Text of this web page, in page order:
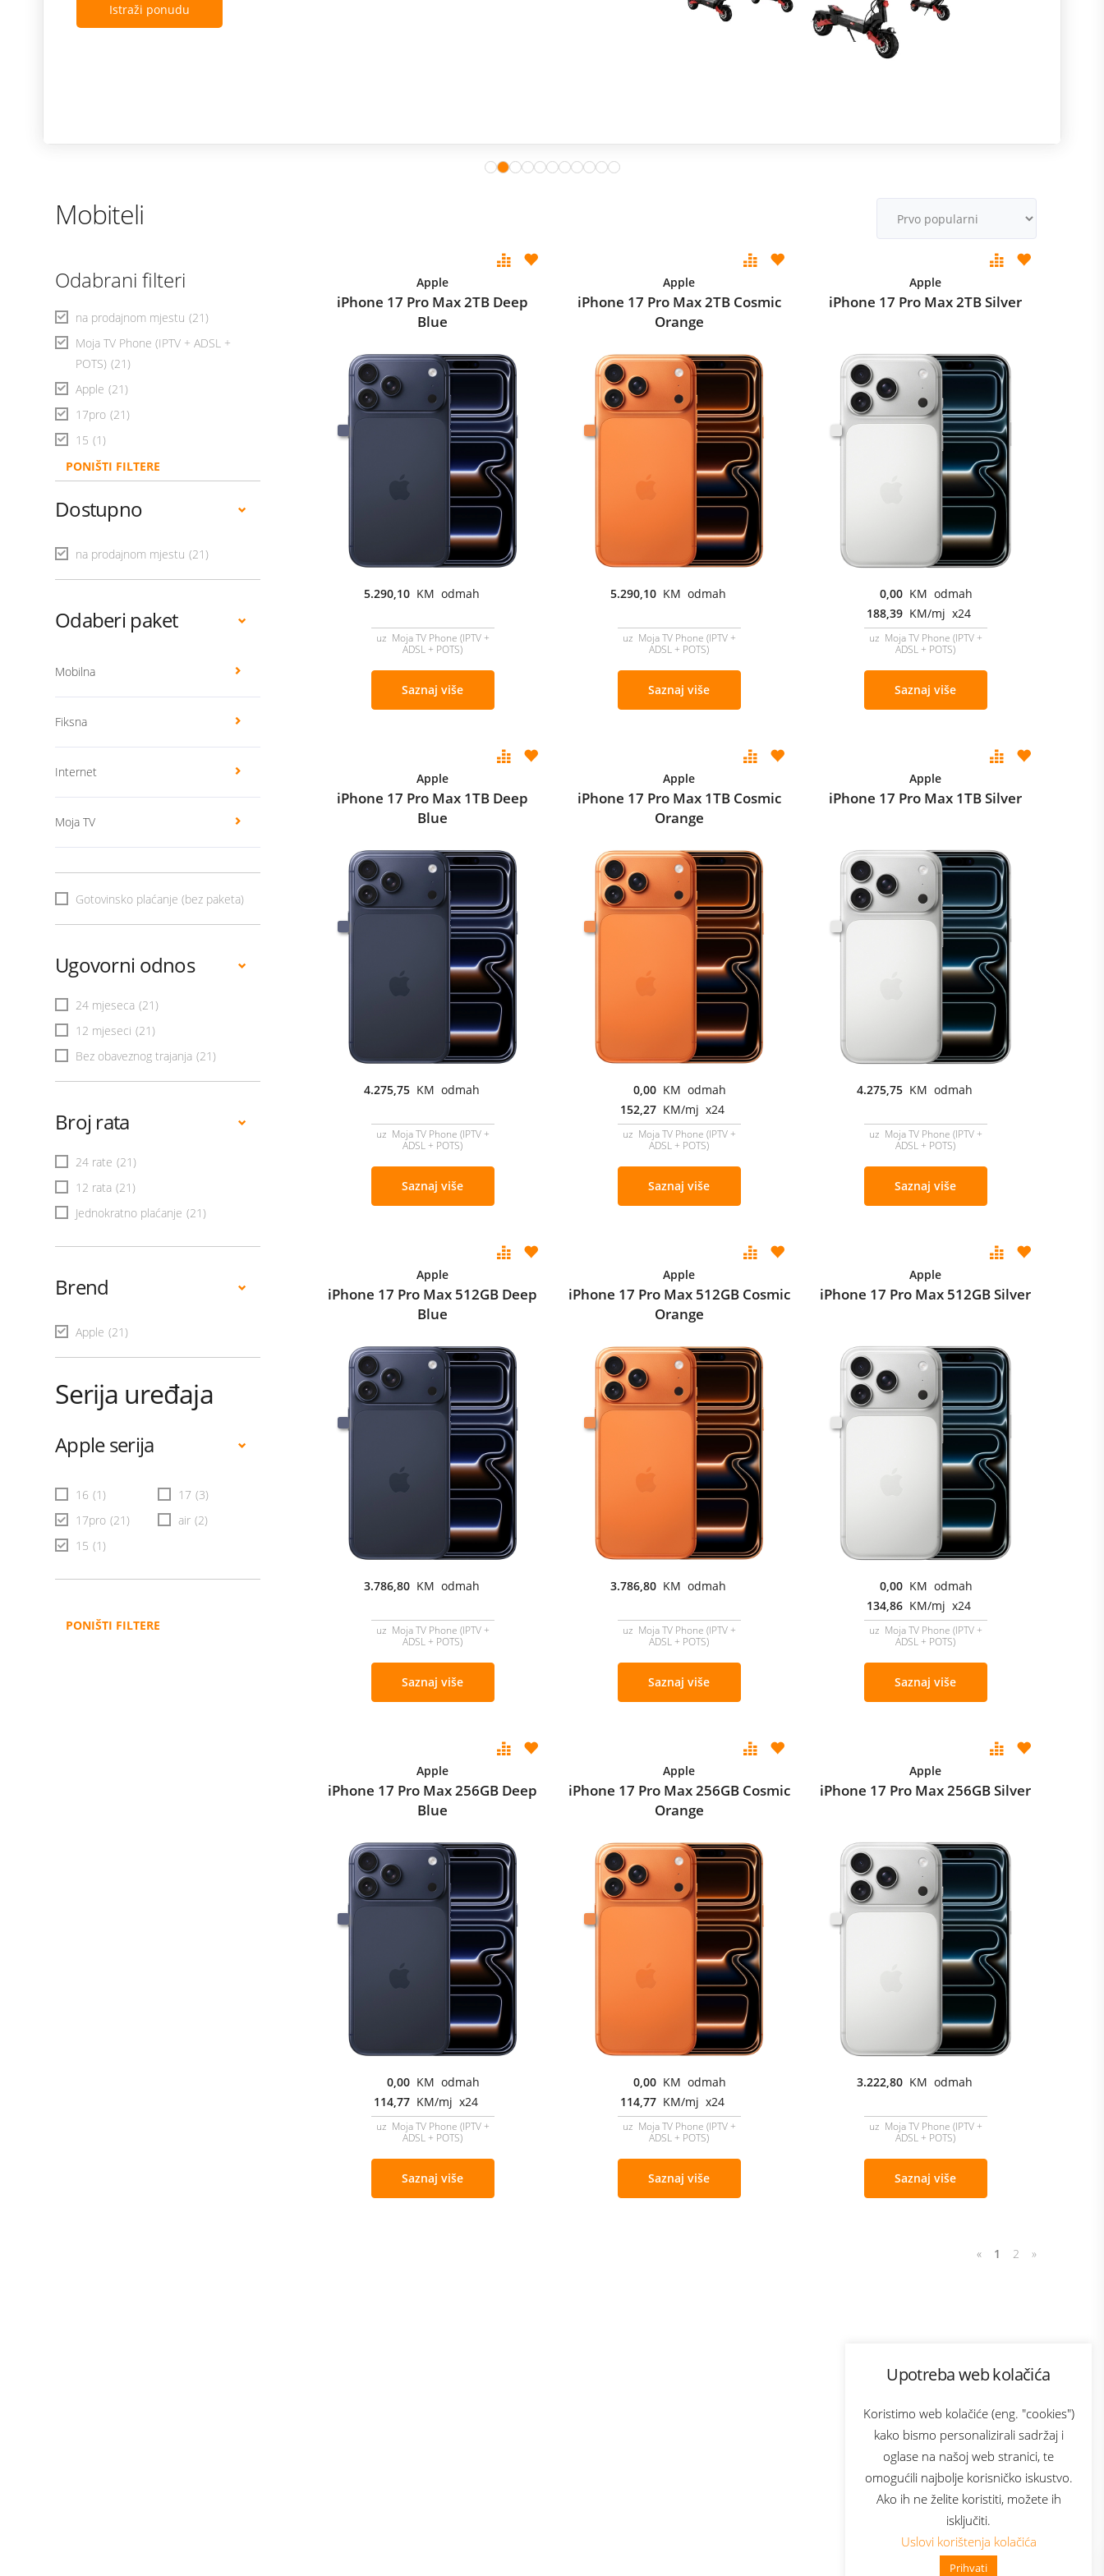
Upotreba web kolačića
Koristimo web kolačiće (eng. "cookies")
kako bismo personalizirali sadržaj i
oglase na našoj web stranici, te
omogućili najbolje korisničko iskustvo.
Ako ih ne želite koristiti, možete ih
isključiti.
Uslovi korištenja kolačića
Prihvati
👋 Zdravo, kako mogu pomoći?
Istraži ponudu
Mobiteli
Odabrani filteri
na prodajnom mjestu (21)
Moja TV Phone (IPTV + ADSL +
POTS) (21)
Apple (21)
17pro (21)
15 (1)
PONIŠTI FILTERE
Dostupno
na prodajnom mjestu (21)
Odaberi paket
Mobilna
Fiksna
Internet
Moja TV
Gotovinsko plaćanje (bez paketa)
Ugovorni odnos
24 mjeseca (21)
12 mjeseci (21)
Bez obaveznog trajanja (21)
Broj rata
24 rate (21)
12 rata (21)
Jednokratno plaćanje (21)
Brend
Apple (21)
Serija uređaja
Apple serija
16 (1) 17 (3)
17pro (21) air (2)
15 (1)
PONIŠTI FILTERE
Apple
iPhone 17 Pro Max 2TB Deep
Blue
5.290,10 KM odmah
uz Moja TV Phone (IPTV +
ADSL + POTS)
Saznaj više
Apple
iPhone 17 Pro Max 2TB Cosmic
Orange
5.290,10 KM odmah
uz Moja TV Phone (IPTV +
ADSL + POTS)
Saznaj više
Apple
iPhone 17 Pro Max 2TB Silver
0,00 KM odmah
188,39 KM/mj x24
uz Moja TV Phone (IPTV +
ADSL + POTS)
Saznaj više
Apple
iPhone 17 Pro Max 1TB Deep
Blue
4.275,75 KM odmah
uz Moja TV Phone (IPTV +
ADSL + POTS)
Saznaj više
Apple
iPhone 17 Pro Max 1TB Cosmic
Orange
0,00 KM odmah
152,27 KM/mj x24
uz Moja TV Phone (IPTV +
ADSL + POTS)
Saznaj više
Apple
iPhone 17 Pro Max 1TB Silver
4.275,75 KM odmah
uz Moja TV Phone (IPTV +
ADSL + POTS)
Saznaj više
Apple
iPhone 17 Pro Max 512GB Deep
Blue
3.786,80 KM odmah
uz Moja TV Phone (IPTV +
ADSL + POTS)
Saznaj više
Apple
iPhone 17 Pro Max 512GB Cosmic
Orange
3.786,80 KM odmah
uz Moja TV Phone (IPTV +
ADSL + POTS)
Saznaj više
Apple
iPhone 17 Pro Max 512GB Silver
0,00 KM odmah
134,86 KM/mj x24
uz Moja TV Phone (IPTV +
ADSL + POTS)
Saznaj više
Apple
iPhone 17 Pro Max 256GB Deep
Blue
0,00 KM odmah
114,77 KM/mj x24
uz Moja TV Phone (IPTV +
ADSL + POTS)
Saznaj više
Apple
iPhone 17 Pro Max 256GB Cosmic
Orange
0,00 KM odmah
114,77 KM/mj x24
uz Moja TV Phone (IPTV +
ADSL + POTS)
Saznaj više
Apple
iPhone 17 Pro Max 256GB Silver
3.222,80 KM odmah
uz Moja TV Phone (IPTV +
ADSL + POTS)
Saznaj više
« 1 2 »
Bonus plus
Prijava za newsletter